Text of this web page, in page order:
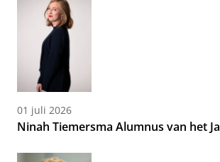
01 juli 2026
Ninah Tiemersma Alumnus van het